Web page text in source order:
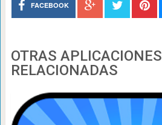
FACEBOOK
OTRAS APLICACIONES
RELACIONADAS